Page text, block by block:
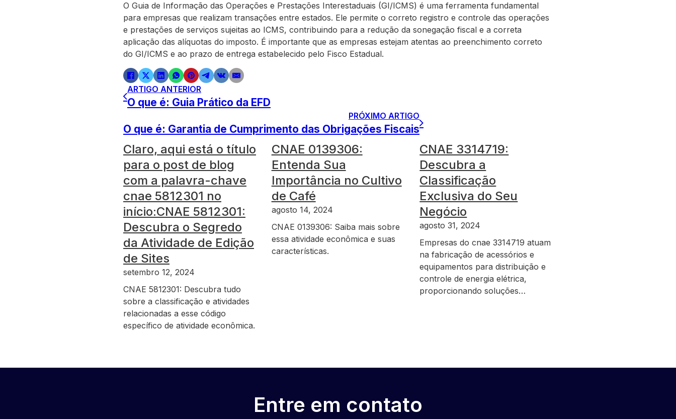
O Guia de Informação das Operações e Prestações Interestaduais (GI/ICMS) é uma ferramenta fundamental
para empresas que realizam transações entre estados. Ele permite o correto registro e controle das operações
e prestações de serviços sujeitas ao ICMS, contribuindo para a redução da sonegação fiscal e a correta
aplicação das alíquotas do imposto. É importante que as empresas estejam atentas ao preenchimento correto
do GI/ICMS e ao prazo de entrega estabelecido pelo Fisco Estadual.
ARTIGO ANTERIOR
O que é: Guia Prático da EFD
PRÓXIMO ARTIGO
O que é: Garantia de Cumprimento das Obrigações Fiscais
Claro, aqui está o título
para o post de blog
com a palavra-chave
cnae 5812301 no
início:CNAE 5812301:
Descubra o Segredo
da Atividade de Edição
de Sites
setembro 12, 2024
CNAE 5812301: Descubra tudo
sobre a classificação e atividades
relacionadas a esse código
específico de atividade econômica.
CNAE 0139306:
Entenda Sua
Importância no Cultivo
de Café
agosto 14, 2024
CNAE 0139306: Saiba mais sobre
essa atividade econômica e suas
características.
CNAE 3314719:
Descubra a
Classificação
Exclusiva do Seu
Negócio
agosto 31, 2024
Empresas do cnae 3314719 atuam
na fabricação de acessórios e
equipamentos para distribuição e
controle de energia elétrica,
proporcionando soluções…
Entre em contato